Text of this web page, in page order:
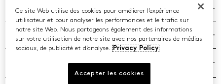
MARQUES
Ce site Web utilise des cookies pour améliorer l’expérience
utilisateur et pour analyser les performances et le trafic sur
notre site Web. Nous partageons également des informations
sur votre utilisation de notre site avec nos partenaires de médias
sociaux, de publicité et d’analyse. Privacy Policy
Accepter les cookies